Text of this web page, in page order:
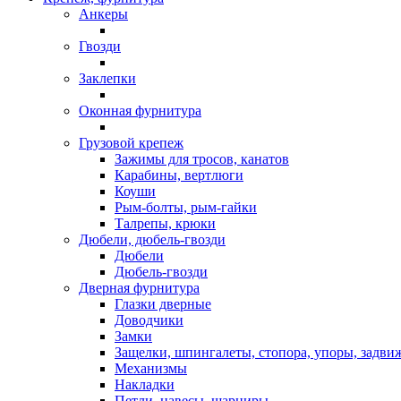
Анкеры
Гвозди
Заклепки
Оконная фурнитура
Грузовой крепеж
Зажимы для тросов, канатов
Карабины, вертлюги
Коуши
Рым-болты, рым-гайки
Талрепы, крюки
Дюбели, дюбель-гвозди
Дюбели
Дюбель-гвозди
Дверная фурнитура
Глазки дверные
Доводчики
Замки
Защелки, шпингалеты, стопора, упоры,
Механизмы
Накладки